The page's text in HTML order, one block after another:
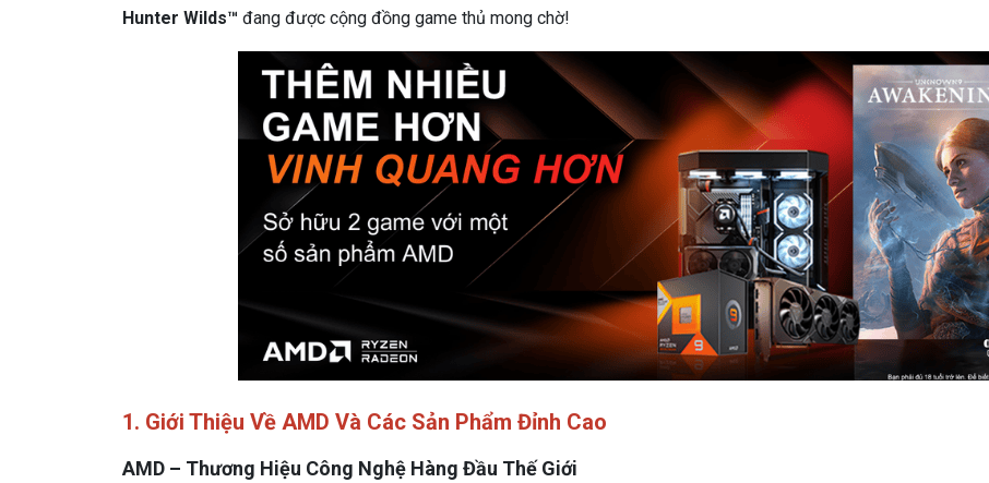
Hunter Wilds™ đang được cộng đồng game thủ mong chờ!
1. Giới Thiệu Về AMD Và Các Sản Phẩm Đỉnh Cao
AMD – Thương Hiệu Công Nghệ Hàng Đầu Thế Giới